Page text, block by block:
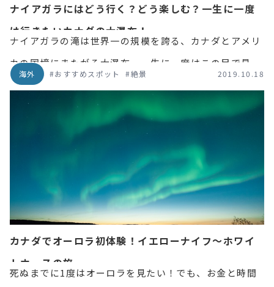
ナイアガラにはどう行く？どう楽しむ？一生に一度
は行きたいカナダの大瀑布！
ナイアガラの滝は世界一の規模を誇る、カナダとアメリ
カの国境にまたがる大瀑布。一生に一度はこの目で見て
みたいと思っている人も多いはず。そこでナイアガラの
基礎知識から見どころポイント、現地でのオプショナル
ツアー情報、インスタ映えスポット、お土産など、ナイ
アガラに関するお役立ち観光情報をご紹介します！
海外 #おすすめスポット #絶景 2019.10.18
カナダでオーロラ初体験！イエローナイフ～ホワイ
トホースの旅
死ぬまでに1度はオーロラを見たい！でも、お金と時間